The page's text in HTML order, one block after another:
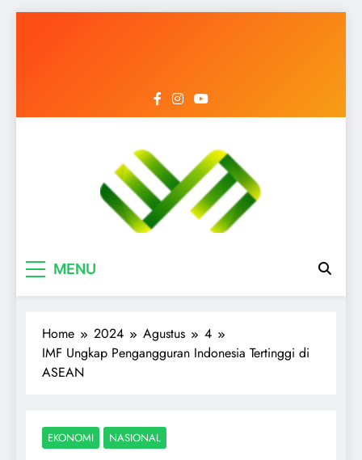
MENU
Home 2024 Agustus
4
IMF Ungkap Pengangguran Indonesia Tertinggi di
ASEAN
EKONOMI NASIONAL